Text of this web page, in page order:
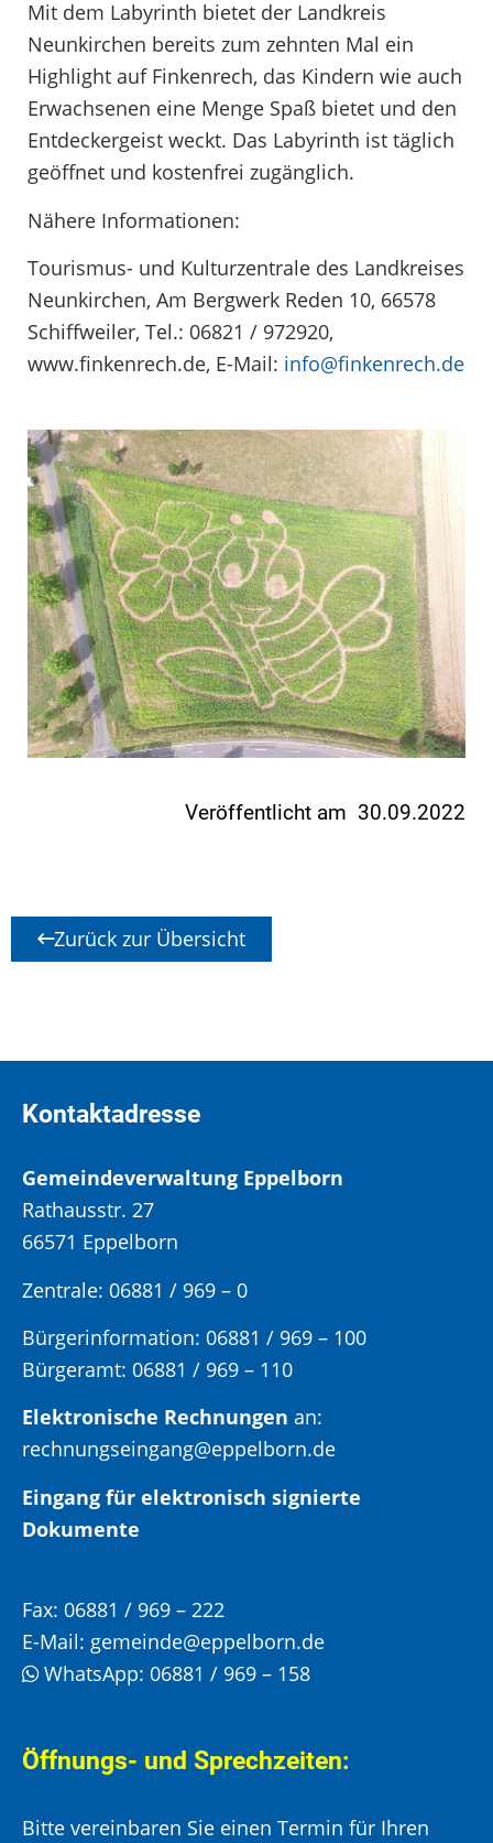
Mit dem Labyrinth bietet der Landkreis
Neunkirchen bereits zum zehnten Mal ein
Highlight auf Finkenrech, das Kindern wie auch
Erwachsenen eine Menge Spaß bietet und den
Entdeckergeist weckt. Das Labyrinth ist täglich
geöffnet und kostenfrei zugänglich.
Nähere Informationen:
Tourismus- und Kulturzentrale des Landkreises
Neunkirchen, Am Bergwerk Reden 10, 66578
Schiffweiler, Tel.: 06821 / 972920,
www.finkenrech.de, E-Mail: info@finkenrech.de
Veröffentlicht am 30.09.2022
Zurück zur Übersicht
Kontaktadresse
Gemeindeverwaltung Eppelborn
Rathausstr. 27
66571 Eppelborn
Zentrale: 06881 / 969 – 0
Bürgerinformation: 06881 / 969 – 100
Bürgeramt: 06881 / 969 – 110
Elektronische Rechnungen an:
rechnungseingang@eppelborn.de
Eingang für elektronisch signierte
Dokumente
Fax: 06881 / 969 – 222
E-Mail: gemeinde@eppelborn.de
WhatsApp: 06881 / 969 – 158
Öffnungs- und Sprechzeiten:
Bitte vereinbaren Sie einen Termin für Ihren